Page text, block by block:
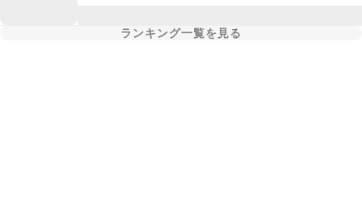
ランキング一覧を見る